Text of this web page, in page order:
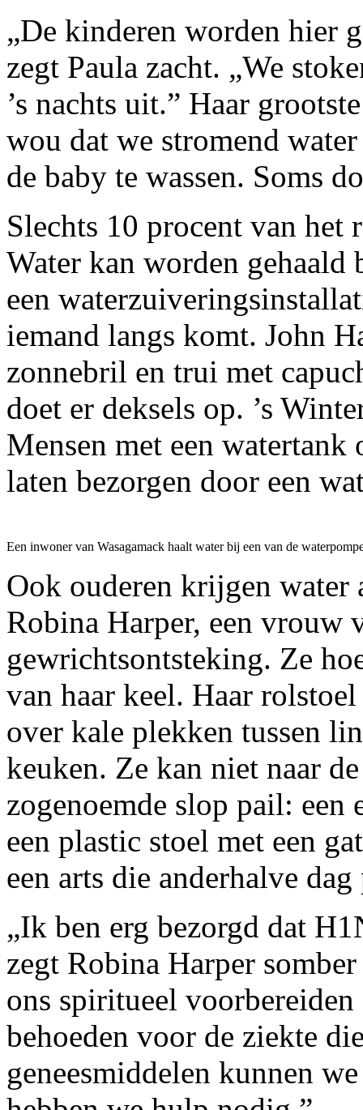
„De kinderen worden hier
zegt Paula zacht. „We
’s nachts uit.” Haar
wou dat we stromend
de baby te wassen. Soms
Slechts 10 procent van het
Water kan worden gehaald
een
iemand langs komt. John
zonnebril en trui met
doet er deksels op. ’s
Mensen met een
laten bezorgen door een
Een inwoner van Wasagamack haalt water bij een van de
Ook ouderen krijgen water
Robina Harper, een vrouw
gewrichtsontsteking. Ze
van haar keel. Haar
over kale plekken tussen
keuken. Ze kan niet naar
zogenoemde slop pail: een
een plastic stoel met een
een arts die anderhalve
„Ik ben erg bezorgd dat
zegt Robina Harper
ons spiritueel
behoeden voor de ziekte
geneesmiddelen kunnen